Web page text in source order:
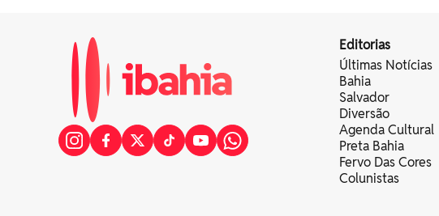
Editorias
Últimas Notícias
Bahia
Salvador
Diversão
Agenda Cultural
Preta Bahia
Fervo Das Cores
Colunistas